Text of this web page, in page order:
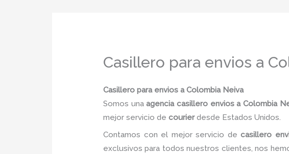
Casillero para envios a
Casillero para envios a Colombia Neiva
Somos unaagencia casillero envios a Colombia
mejor servicio de courierdesde Estados Unidos.
Contamos con el mejor servicio decasillero
exclusivos para todos nuestros clientes, nos